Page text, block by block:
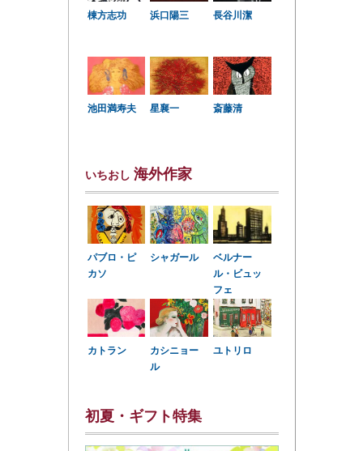
棟方志功 浜口陽三 長谷川潔
池田満寿夫 星襄一 斎藤清
いちおし 海外作家
パブロ・ピ
カソ
シャガール
ベルナー
ル・ビュッ
フェ
カトラン
カシニョー
ル
ユトリロ
初夏・ギフト特集